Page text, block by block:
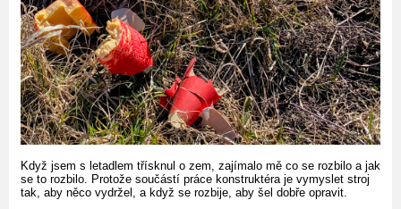
Když jsem s letadlem třísknul o zem, zajímalo mě co se rozbilo a jak
se to rozbilo. Protože součástí práce konstruktéra je vymyslet stroj
tak, aby něco vydržel, a když se rozbije, aby šel dobře opravit.